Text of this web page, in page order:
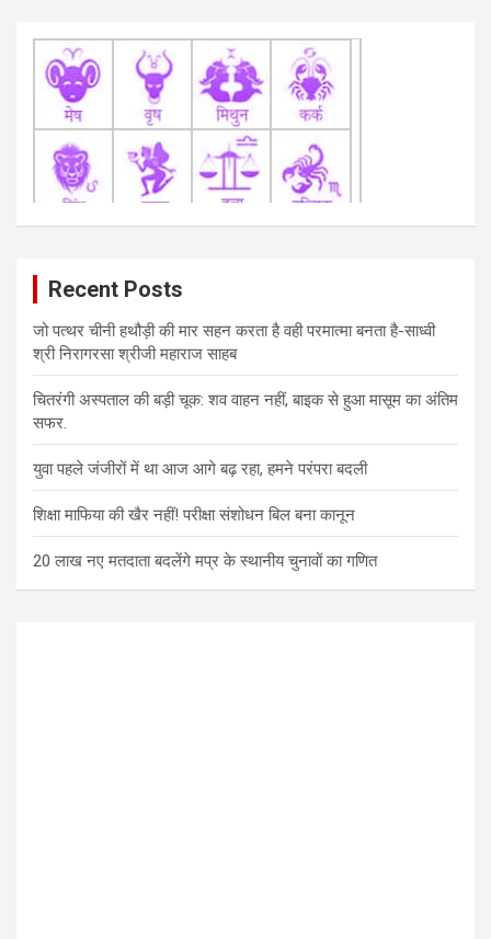
Recent Posts
जो पत्थर चीनी हथौड़ी की मार सहन करता है वही परमात्मा बनता है-साध्वी
श्री निरागरसा श्रीजी महाराज साहब
चितरंगी अस्पताल की बड़ी चूक: शव वाहन नहीं, बाइक से हुआ मासूम का अंतिम
सफर.
युवा पहले जंजीरों में था आज आगे बढ़ रहा, हमने परंपरा बदली
शिक्षा माफिया की खैर नहीं! परीक्षा संशोधन बिल बना कानून
20 लाख नए मतदाता बदलेंगे मप्र के स्थानीय चुनावों का गणित